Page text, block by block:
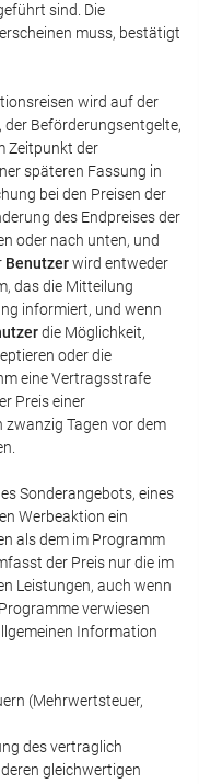
sind. Die
muss, bestätigt
wird auf der
der Beförderungsentgelte,
Zeitpunkt der
späteren Fassung in
bei den Preisen der
des Endpreises der
oder nach unten, und
Benutzerwird entweder
das die Mitteilung
informiert, und wenn
die Möglichkeit,
oder die
eine Vertragsstrafe
Preis einer
Tagen vor dem
Sonderangebots, eines
Werbeaktion ein
als dem im Programm
der Preis nur die im
Leistungen, auch wenn
verwiesen
Information
(Mehrwertsteuer,
des vertraglich
gleichwertigen